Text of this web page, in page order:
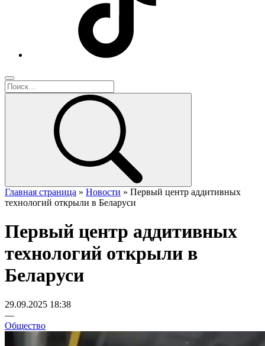
Главная страница » Новости » Первый центр аддитивных
технологий открыли в Беларуси
Первый центр аддитивных
технологий открыли в
Беларуси
29.09.2025 18:38
—
Общество